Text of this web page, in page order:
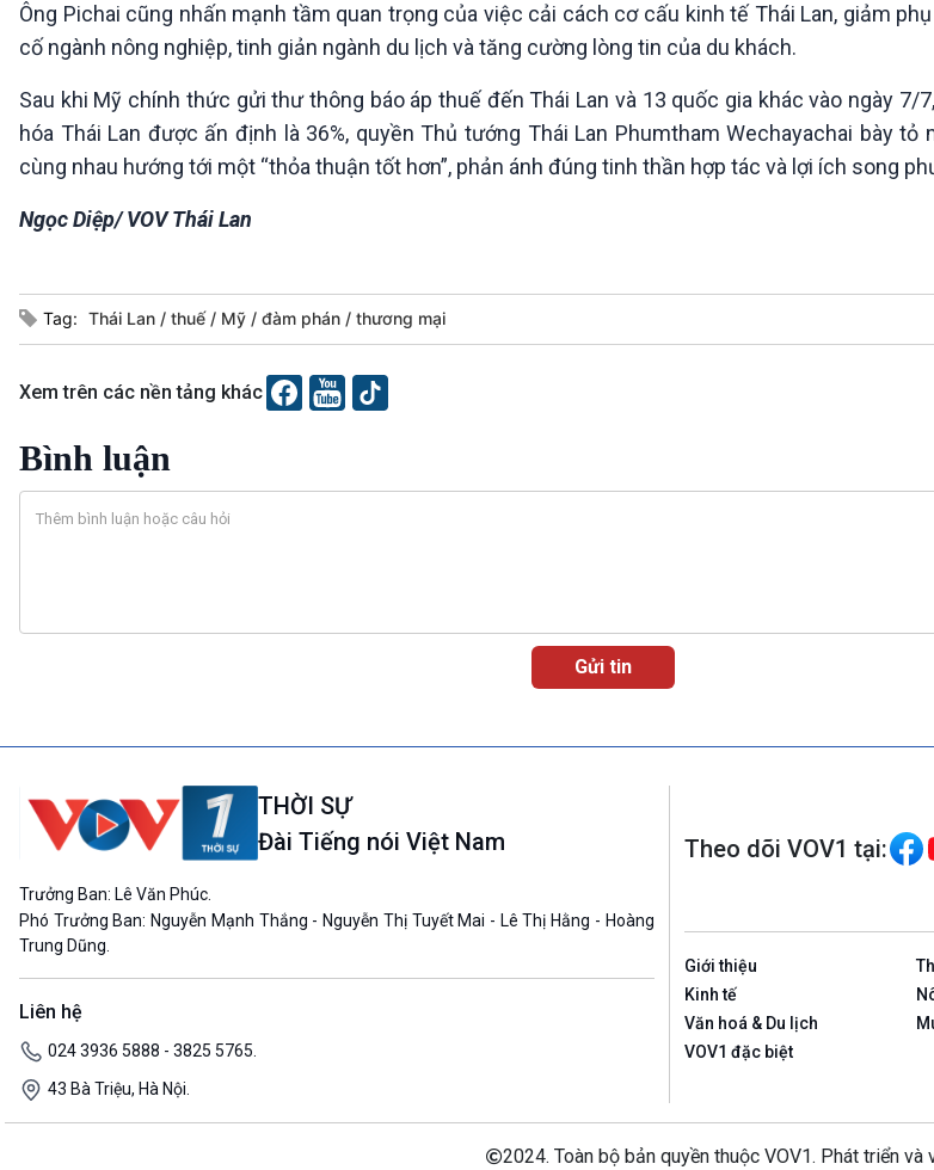
Ông Pichai cũng nhấn mạnh tầm quan trọng của việc cải cách cơ cấu kinh tế Thái Lan, giảm
cố ngành nông nghiệp, tinh giản ngành du lịch và tăng cường lòng tin của du khách.
Sau khi Mỹ chính thức gửi thư thông báo áp thuế đến Thái Lan và 13 quốc gia khác vào ngày 7/
hóa Thái Lan được ấn định là 36%, quyền Thủ tướng Thái Lan Phumtham Wechayachai bày
cùng nhau hướng tới một “thỏa thuận tốt hơn”, phản ánh đúng tinh thần hợp tác và lợi ích song
Ngọc Diệp/ VOV Thái Lan
Tag: Thái Lan thuế Mỹ đàm phán thương mại
Xem trên các nền tảng khác
Bình luận
THỜI SỰ
Đài Tiếng nói Việt Nam
Trưởng Ban: Lê Văn Phúc.
Phó Trưởng Ban: Nguyễn Mạnh Thắng - Nguyễn Thị Tuyết Mai - Lê Thị Hằng - Hoàng
Trung Dũng.
Liên hệ
024 3936 5888 - 3825 5765.
43 Bà Triệu, Hà Nội.
Theo dõi VOV1 tại:
Giới thiệu
Kinh tế
Văn hoá & Du lịch
VOV1 đặc biệt
2024. Toàn bộ bản quyền thuộc VOV1. Phát triển và